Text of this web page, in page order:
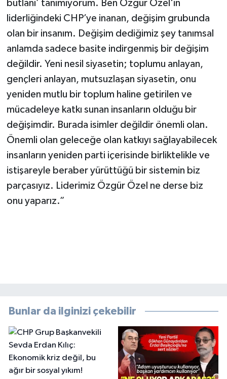
butlanı’ tanımıyorum. Ben Özgür Özel'in
liderliğindeki CHP’ye inanan, değişim grubunda
olan bir insanım. Değişim dediğimiz şey tanımsal
anlamda sadece basite indirgenmiş bir değişim
değildir. Yeni nesil siyasetin; toplumu anlayan,
gençleri anlayan, mutsuzlaşan siyasetin, onu
yeniden mutlu bir toplum haline getirilen ve
mücadeleye katkı sunan insanların olduğu bir
değişimdir. Burada isimler değildir önemli olan.
Önemli olan geleceğe olan katkıyı sağlayabilecek
insanların yeniden parti içerisinde birliktelikle ve
istişareyle beraber yürüttüğü bir sistemin biz
parçasıyız. Liderimiz Özgür Özel ne derse biz
onu yaparız.”
Bunlar da ilginizi çekebilir